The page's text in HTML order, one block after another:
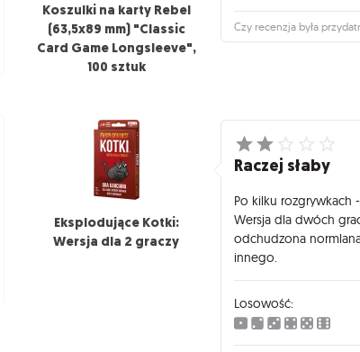
Koszulki na karty Rebel
(63,5x89 mm) "Classic
Card Game Longsleeve",
100 sztuk
Czy recenzja była
Eksplodujące Kotki:
Wersja dla 2 graczy
Raczej słaby
Po kilku rozgrywkach
Wersja dla dwóch
odchudzona
innego.
Losowość: